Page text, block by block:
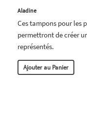
Aladine
Ces tampons pour les
permettront de créer
représentés.
Ajouter au Panier